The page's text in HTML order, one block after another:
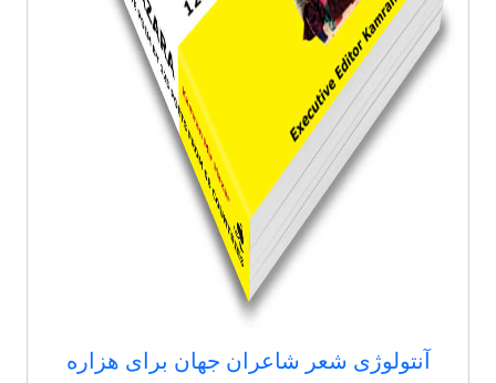
آنتولوژی شعر شاعران جهان برای هزاره